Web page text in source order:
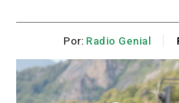
Por: Radio Genial